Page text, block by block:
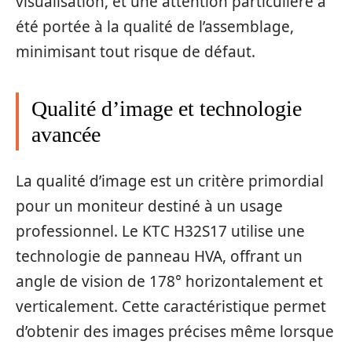
été portée à la qualité de l’assemblage,
minimisant tout risque de défaut.
Qualité d’image et technologie
avancée
La qualité d’image est un critère primordial
pour un moniteur destiné à un usage
professionnel. Le KTC H32S17 utilise une
technologie de panneau HVA, offrant un
angle de vision de 178° horizontalement et
verticalement. Cette caractéristique permet
d’obtenir des images précises même lorsque